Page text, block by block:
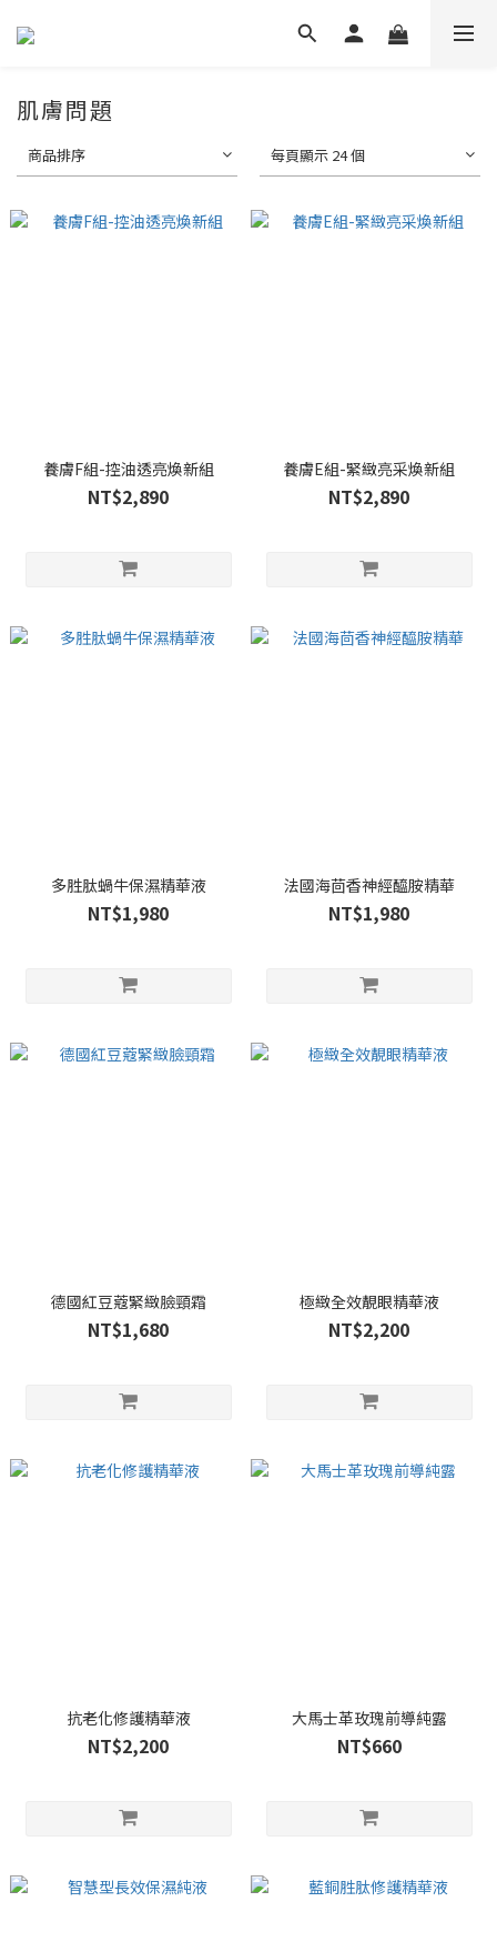
肌膚問題
商品排序 每頁顯示 24 個
養膚F組-控油透亮煥新組
NT$2,890
養膚E組-緊緻亮采煥新組
NT$2,890
多胜肽蝸牛保濕精華液
NT$1,980
法國海茴香神經醯胺精華
NT$1,980
德國紅豆蔻緊緻臉頸霜
NT$1,680
極緻全效靚眼精華液
NT$2,200
抗老化修護精華液
NT$2,200
大馬士革玫瑰前導純露
NT$660